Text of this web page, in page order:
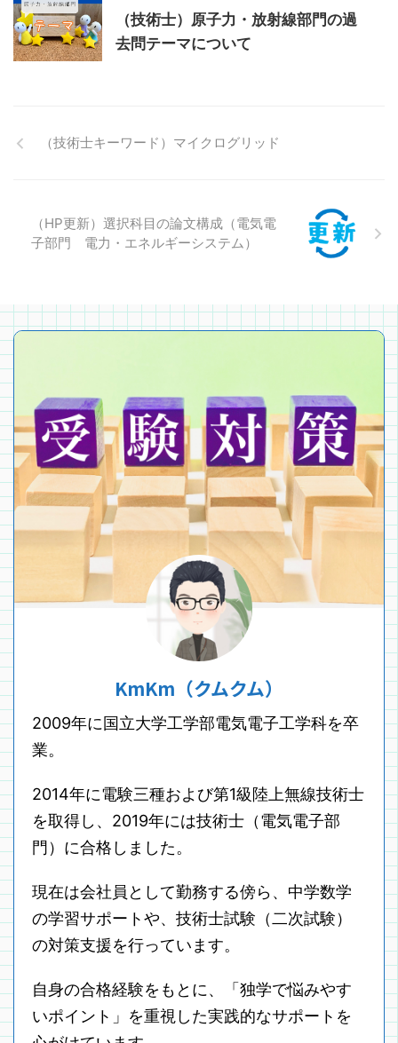
（技術士）原子力・放射線部門の過
去問テーマについて
（技術士キーワード）マイクログリッド
（HP更新）選択科目の論文構成（電気電
子部門 電力・エネルギーシステム）
KmKm（クムクム）
2009年に国立大学工学部電気電子工学科を卒
業。
2014年に電験三種および第1級陸上無線技術士
を取得し、2019年には技術士（電気電子部
門）に合格しました。
現在は会社員として勤務する傍ら、中学数学
の学習サポートや、技術士試験（二次試験）
の対策支援を行っています。
自身の合格経験をもとに、「独学で悩みやす
いポイント」を重視した実践的なサポートを